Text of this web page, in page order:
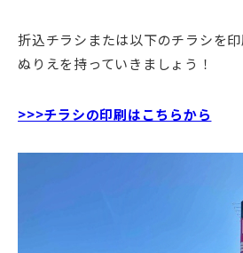
折込チラシまたは以下のチラシを
ぬりえを持っていきましょう！
>>>チラシの印刷はこちらから